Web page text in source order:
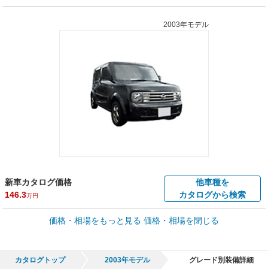
2003年モデル
新車カタログ価格
146.3万円
他車種を
カタログから検索
車買取価格 *
車買取相場
価格・相場をもっと見る 価格・相場を閉じる
カタログトップ 2003年モデル グレード別装備詳細